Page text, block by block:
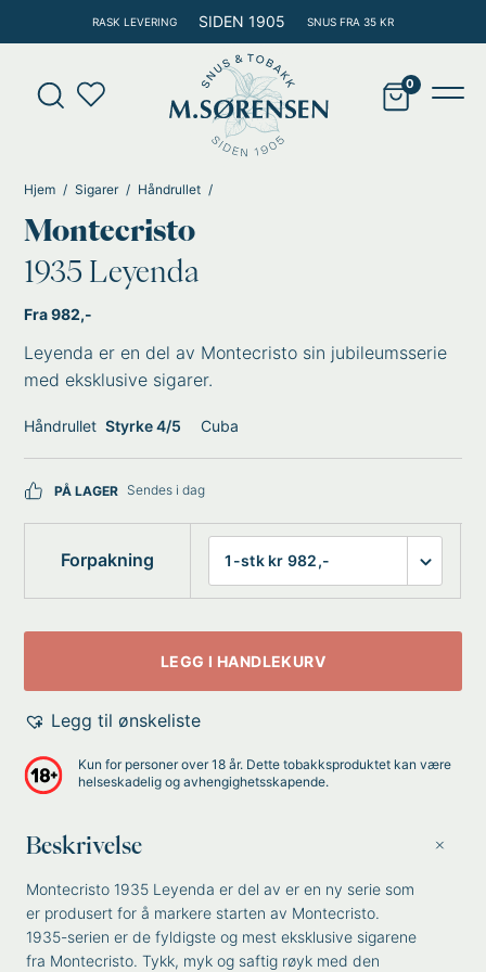
rett
innholdet
RASK LEVERING SIDEN 1905 SNUS FRA 35 KR
Products
search
Hjem Sigarer Håndrullet
Montecristo
1935 Leyenda
Fra 982,-
Leyenda er en del av Montecristo sin jubileumsserie
med eksklusive sigarer.
Håndrullet Styrke 4/5 Cuba
PÅ LAGER Sendes i dag
Forpakning
LEGG I HANDLEKURV
Legg til ønskeliste
Kun for personer over 18 år. Dette tobakksproduktet kan være
helseskadelig og avhengighetsskapende.
Beskrivelse
Montecristo 1935 Leyenda er del av er en ny serie som
er produsert for å markere starten av Montecristo.
1935-serien er de fyldigste og mest eksklusive sigarene
fra Montecristo. Tykk, myk og saftig røyk med den